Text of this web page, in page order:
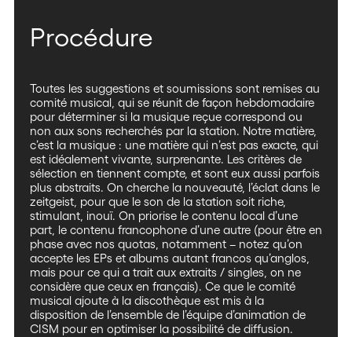
Procédure
Toutes les suggestions et soumissions sont remises au
comité musical, qui se réunit de façon hebdomadaire
pour déterminer si la musique reçue correspond ou
non aux sons recherchés par la station. Notre matière,
c’est la musique : une matière qui n’est pas exacte, qui
est idéalement vivante, surprenante. Les critères de
sélection en tiennent compte, et sont eux aussi parfois
plus abstraits. On cherche la nouveauté, l’éclat dans le
zeitgeist, pour que le son de la station soit riche,
stimulant, inouï. On priorise le contenu local d’une
part, le contenu francophone d’une autre (pour être en
phase avec nos quotas, notamment – notez qu’on
accepte les EPs et albums autant francos qu’anglos,
mais pour ce qui a trait aux extraits / singles, on ne
considère que ceux en français). Ce que le comité
musical ajoute à la discothèque est mis à la
disposition de l’ensemble de l’équipe d’animation de
CISM pour en optimiser la possibilité de diffusion.